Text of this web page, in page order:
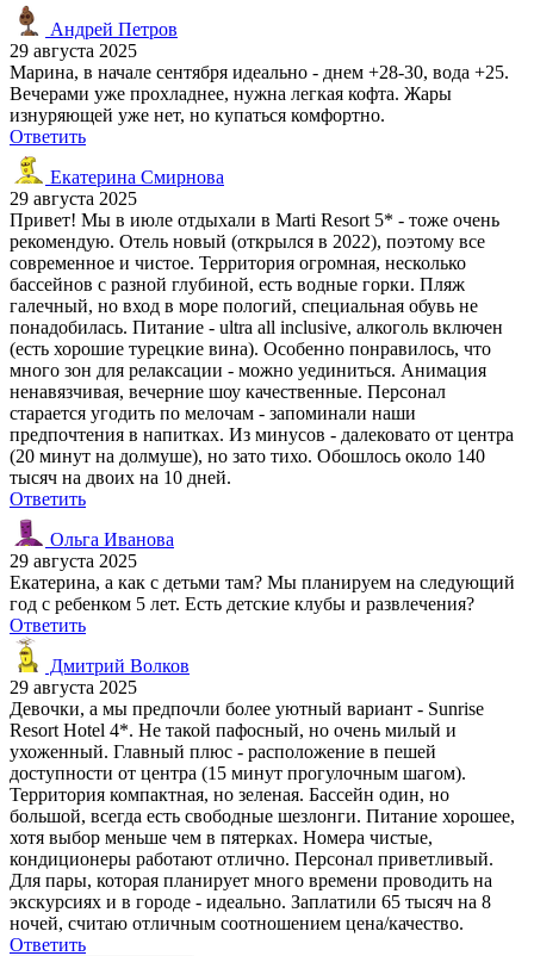
Андрей Петров
29 августа 2025
Марина, в начале сентября идеально - днем +28-30, вода +25.
Вечерами уже прохладнее, нужна легкая кофта. Жары
изнуряющей уже нет, но купаться комфортно.
Ответить
Екатерина Смирнова
29 августа 2025
Привет! Мы в июле отдыхали в Marti Resort 5* - тоже очень
рекомендую. Отель новый (открылся в 2022), поэтому все
современное и чистое. Территория огромная, несколько
бассейнов с разной глубиной, есть водные горки. Пляж
галечный, но вход в море пологий, специальная обувь не
понадобилась. Питание - ultra all inclusive, алкоголь включен
(есть хорошие турецкие вина). Особенно понравилось, что
много зон для релаксации - можно уединиться. Анимация
ненавязчивая, вечерние шоу качественные. Персонал
старается угодить по мелочам - запоминали наши
предпочтения в напитках. Из минусов - далековато от центра
(20 минут на долмуше), но зато тихо. Обошлось около 140
тысяч на двоих на 10 дней.
Ответить
Ольга Иванова
29 августа 2025
Екатерина, а как с детьми там? Мы планируем на следующий
год с ребенком 5 лет. Есть детские клубы и развлечения?
Ответить
Дмитрий Волков
29 августа 2025
Девочки, а мы предпочли более уютный вариант - Sunrise
Resort Hotel 4*. Не такой пафосный, но очень милый и
ухоженный. Главный плюс - расположение в пешей
доступности от центра (15 минут прогулочным шагом).
Территория компактная, но зеленая. Бассейн один, но
большой, всегда есть свободные шезлонги. Питание хорошее,
хотя выбор меньше чем в пятерках. Номера чистые,
кондиционеры работают отлично. Персонал приветливый.
Для пары, которая планирует много времени проводить на
экскурсиях и в городе - идеально. Заплатили 65 тысяч на 8
ночей, считаю отличным соотношением цена/качество.
Ответить